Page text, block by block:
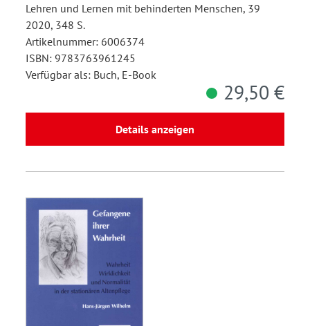
Lehren und Lernen mit behinderten Menschen, 39
2020, 348 S.
Artikelnummer: 6006374
ISBN: 9783763961245
Verfügbar als: Buch, E-Book
29,50 €
Details anzeigen